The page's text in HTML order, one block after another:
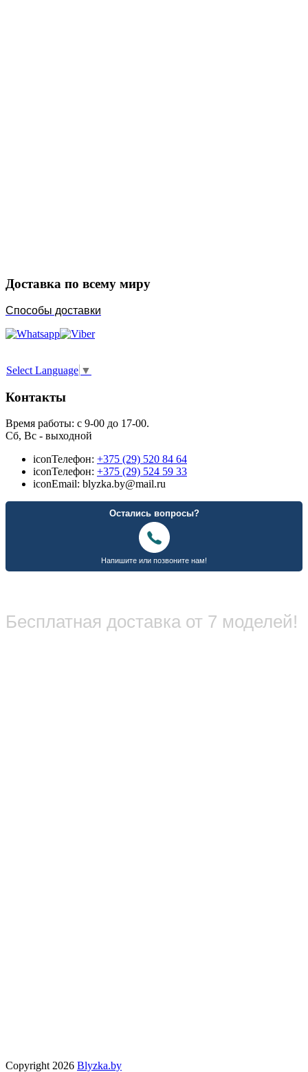
Доставка по всему миру
Способы доставки
Select Language ▼
Контакты
Время работы: с 9-00 до 17-00.
Сб, Вс - выходной
iconТелефон: +375 (29) 520 84 64
iconТелефон: +375 (29) 524 59 33
iconEmail: blyzka.by@mail.ru
Бесплатная доставка от 7 моделей!
Copyright 2026 Blyzka.by